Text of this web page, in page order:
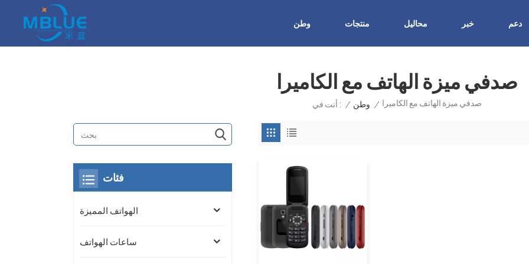
وطن منتجات محاليل خبر دعم
صدفي ميزة الهاتف مع الكاميرا
أنت في : / وطن / صدفي ميزة الهاتف مع الكاميرا
فئات
الهواتف المميزة
ساعات الهواتف